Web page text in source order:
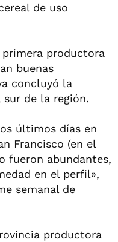
de uso
primera productora
buenas
concluyó la
sur de la región.
últimos días en
Francisco (en el
fueron abundantes,
en el perfil»,
semanal de
productora